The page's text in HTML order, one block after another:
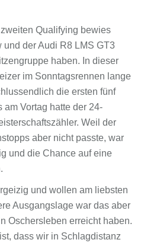
Qualifying bewies
und der Audi R8 LMS GT3
haben. In dieser
im Sonntagsrennen lange
die ersten fünf
am Vortag hatte der 24-
Weil der
aber nicht passte, war
und die Chance auf eine
und wollen am liebsten
Ausgangslage war das aber
Oschersleben erreicht haben.
dass wir in Schlagdistanz